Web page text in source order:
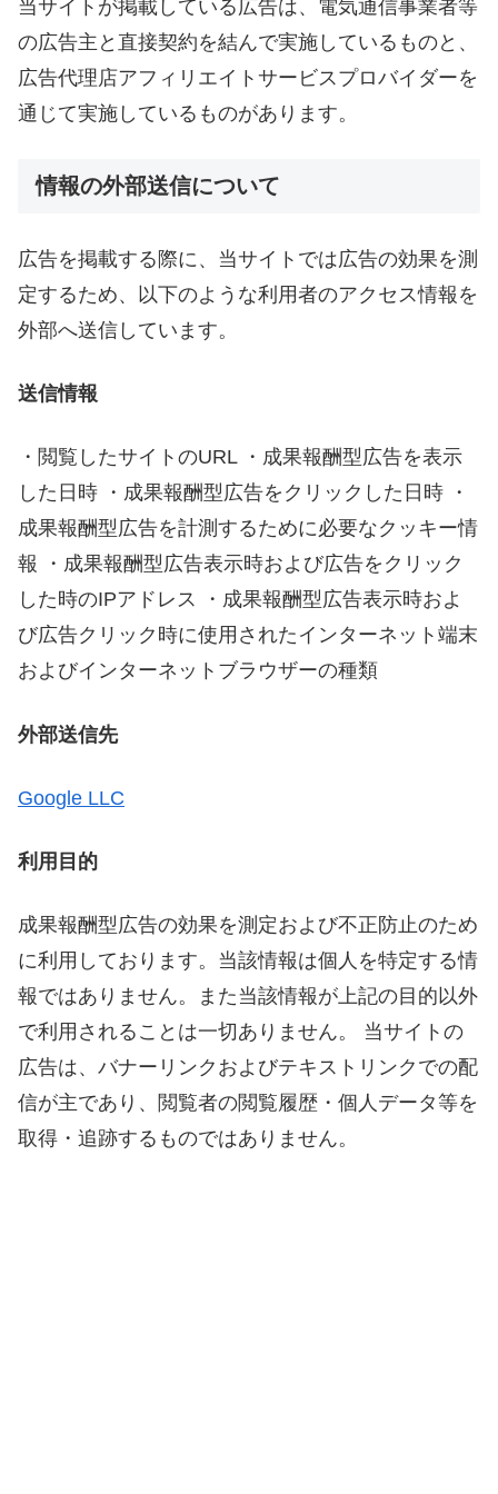
当サイトが掲載している広告は、電気通信事業者等
の広告主と直接契約を結んで実施しているものと、
広告代理店アフィリエイトサービスプロバイダーを
通じて実施しているものがあります。
情報の外部送信について
広告を掲載する際に、当サイトでは広告の効果を測
定するため、以下のような利用者のアクセス情報を
外部へ送信しています。
送信情報
・閲覧したサイトのURL ・成果報酬型広告を表示
した日時 ・成果報酬型広告をクリックした日時 ・
成果報酬型広告を計測するために必要なクッキー情
報 ・成果報酬型広告表示時および広告をクリック
した時のIPアドレス ・成果報酬型広告表示時およ
び広告クリック時に使用されたインターネット端末
およびインターネットブラウザーの種類
外部送信先
Google LLC
利用目的
成果報酬型広告の効果を測定および不正防止のため
に利用しております。当該情報は個人を特定する情
報ではありません。また当該情報が上記の目的以外
で利用されることは一切ありません。 当サイトの
広告は、バナーリンクおよびテキストリンクでの配
信が主であり、閲覧者の閲覧履歴・個人データ等を
取得・追跡するものではありません。